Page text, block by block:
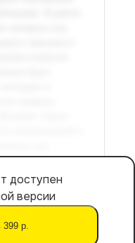
доступен
версии
399 р.